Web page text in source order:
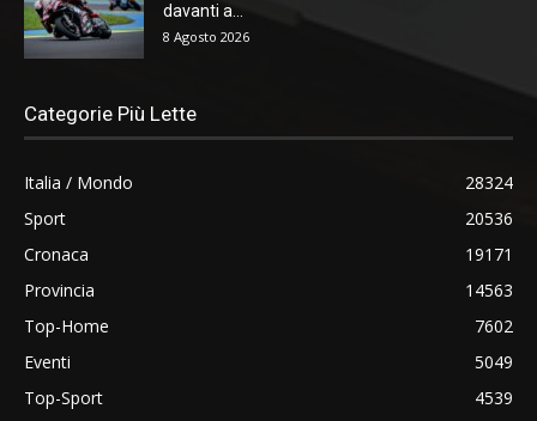
davanti a...
8 Agosto 2026
Categorie Più Lette
Italia / Mondo
28324
Sport
20536
Cronaca
19171
Provincia
14563
Top-Home
7602
Eventi
5049
Top-Sport
4539